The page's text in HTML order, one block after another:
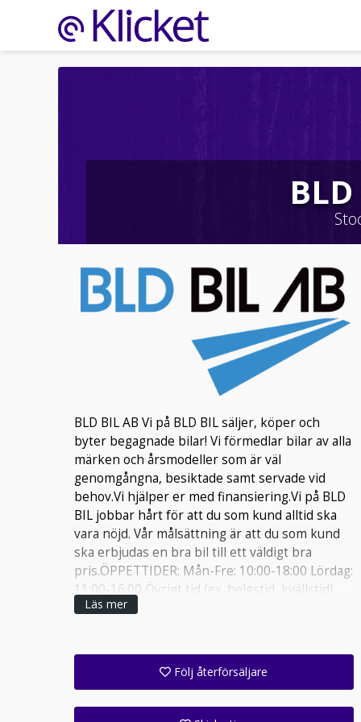
BLD BIL AB Vi på BLD BIL säljer, köper och
byter begagnade bilar! Vi förmedlar bilar av alla
märken och årsmodeller som är väl
genomgångna, besiktade samt servade vid
behov.Vi hjälper er med finansiering.Vi på BLD
BIL jobbar hårt för att du som kund alltid ska
vara nöjd. Vår målsättning är att du som kund
ska erbjudas en bra bil till ett väldigt bra
pris.ÖPPETTIDER: Mån-Fre: 10:00-18:00 Lördag:
11:00-16:00 Övrigt tid (ex. helgstid, kvällstid)
enligt överenskommelse. Ring oss för
13644 Handen Välkommna in!
Läs mer
Följ återförsäljare